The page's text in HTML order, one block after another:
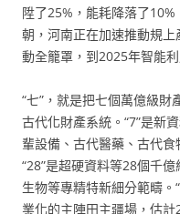
陞了25%，能耗降落了
朝，河南正在加速推動規
動全籠罩，到2025年智能
“七”，就是把七個萬億級財
古代化財產系統。“7”是新
輩設備、古代醫藥、古代食
“28”是超硬資料等28個千
生物等專精特新細分範疇
業化的主陣田主疆場，估